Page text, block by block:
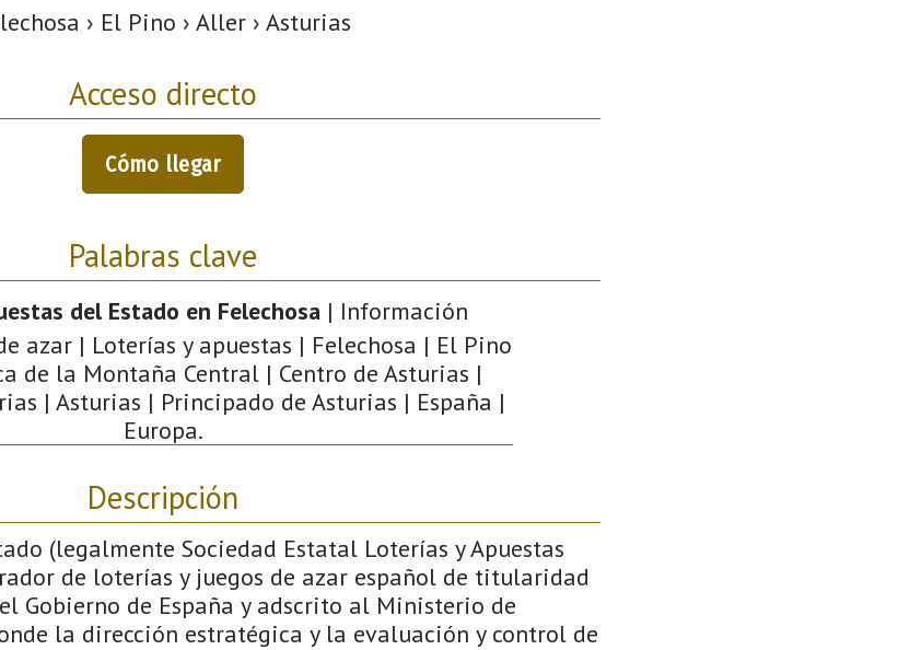
› El Pino › Aller › Asturias
Acceso directo
Cómo llegar
Palabras clave
del Estado en Felechosa | Información
azar | Loterías y apuestas | Felechosa | El Pino
de la Montaña Central | Centro de Asturias |
| Asturias | Principado de Asturias | España |
Europa.
Descripción
(legalmente Sociedad Estatal Loterías y Apuestas
de loterías y juegos de azar español de titularidad
Gobierno de España y adscrito al Ministerio de
la dirección estratégica y la evaluación y control de